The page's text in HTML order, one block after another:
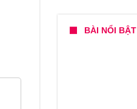
BÀI NỔI BẬT